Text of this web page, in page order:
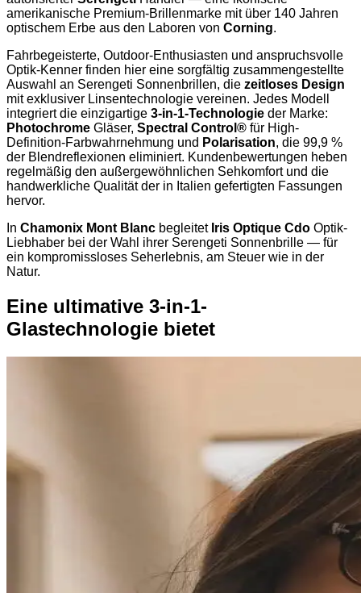
amerikanische Premium-Brillenmarke mit über 140 Jahren
optischem Erbe aus den Laboren von Corning.
Fahrbegeisterte, Outdoor-Enthusiasten und anspruchsvolle
Optik-Kenner finden hier eine sorgfältig zusammengestellte
Auswahl an Serengeti Sonnenbrillen, die zeitloses Design
mit exklusiver Linsentechnologie vereinen. Jedes Modell
integriert die einzigartige 3-in-1-Technologie der Marke:
Photochrome Gläser, Spectral Control® für High-
Definition-Farbwahrnehmung und Polarisation, die 99,9 %
der Blendreflexionen eliminiert. Kundenbewertungen heben
regelmäßig den außergewöhnlichen Sehkomfort und die
handwerkliche Qualität der in Italien gefertigten Fassungen
hervor.
In Chamonix Mont Blanc begleitet Iris Optique Cdo Optik-
Liebhaber bei der Wahl ihrer Serengeti Sonnenbrille — für
ein kompromissloses Seherlebnis, am Steuer wie in der
Natur.
Eine ultimative 3-in-1-
Glastechnologie bietet